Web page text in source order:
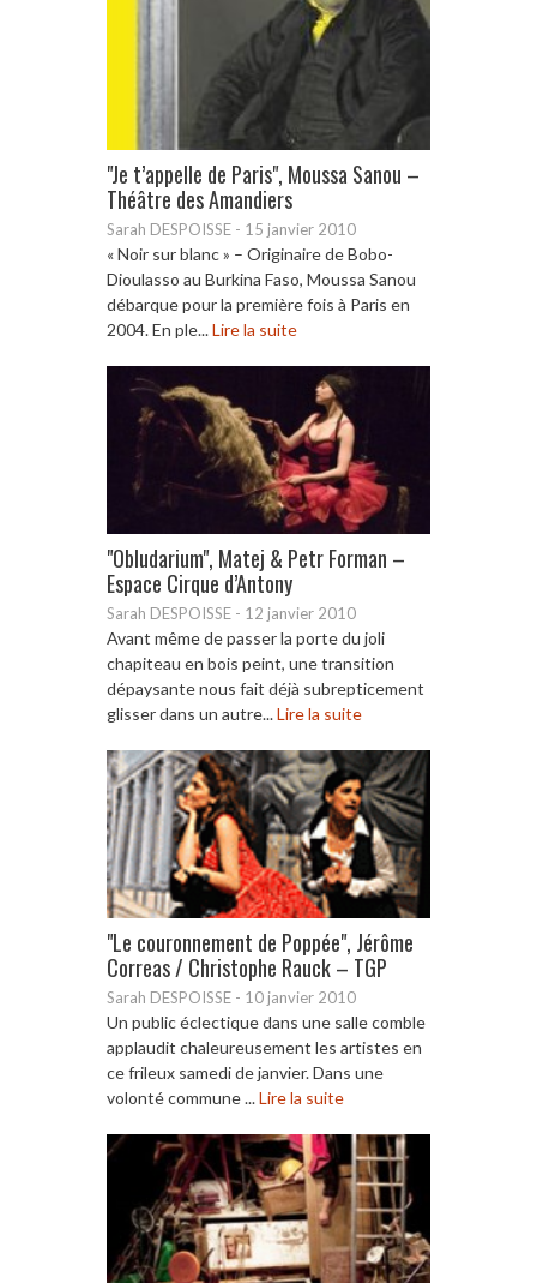
"Je t’appelle de Paris", Moussa Sanou –
Théâtre des Amandiers
Sarah DESPOISSE - 15 janvier 2010
« Noir sur blanc » – Originaire de Bobo-
Dioulasso au Burkina Faso, Moussa Sanou
débarque pour la première fois à Paris en
2004. En ple...Lire la suite
"Obludarium", Matej & Petr Forman –
Espace Cirque d’Antony
Sarah DESPOISSE - 12 janvier 2010
Avant même de passer la porte du joli
chapiteau en bois peint, une transition
dépaysante nous fait déjà subrepticement
glisser dans un autre...Lire la suite
"Le couronnement de Poppée", Jérôme
Correas / Christophe Rauck – TGP
Sarah DESPOISSE - 10 janvier 2010
Un public éclectique dans une salle comble
applaudit chaleureusement les artistes en
ce frileux samedi de janvier. Dans une
volonté commune ...Lire la suite